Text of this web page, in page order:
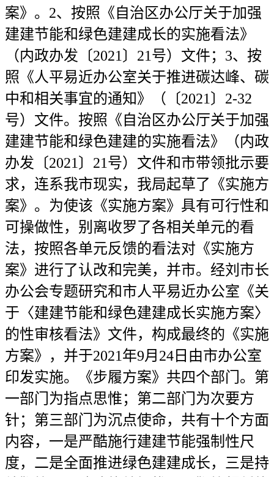
案》。2、按照《自治区办公厅关于加强
建建节能和绿色建建成长的实施看法》
（内政办发〔2021〕21号）文件；3、按
照《人平易近办公室关于推进碳达峰、碳
中和相关事宜的通知》（〔2021〕2-32
号）文件。按照《自治区办公厅关于加强
建建节能和绿色建建的实施看法》（内政
办发〔2021〕21号）文件和市带领批示要
求，连系我市现实，我局起草了《实施方
案》。为使该《实施方案》具有可行性和
可操做性，别离收罗了各相关单元的看
法，按照各单元反馈的看法对《实施方
案》进行了认改和完美，并市。经刘市长
办公会专题研究和市人平易近办公室《关
于〈建建节能和绿色建建成长实施方案〉
的性审核看法》文件，构成最终的《实施
方案》，并于2021年9月24日由市办公室
印发实施。《步履方案》共四个部门。第
一部门为指点思惟；第二部门为次要方
针；第三部门为沉点使命，共有十个方面
内容，一是严酷施行建建节能强制性尺
度，二是全面推进绿色建建成长，三是持